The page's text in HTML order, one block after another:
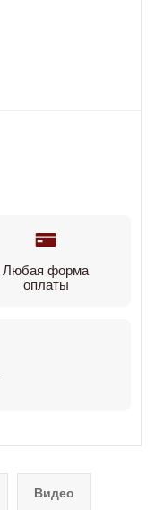
Любая форма
оплаты
Видео